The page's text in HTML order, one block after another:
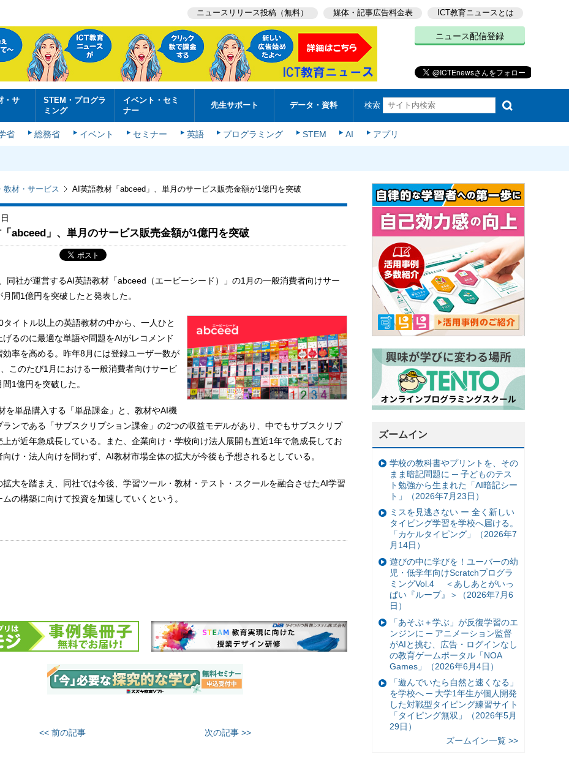
ニュースリリース投稿（無料） 媒体・記事広告料金表 ICT教育ニュースとは
ニュース配信登録
・サ
STEM・プログラ
ミング
イベント・セミ
ナー
先生サポート データ・資料 検索
省 総務省 イベント セミナー 英語 プログラミング STEM AI アプリ
教材・サービス AI英語教材「abceed」、単月のサービス販売金額が1億円を突破
abceed」、単月のサービス販売金額が1億円を突破
同社が運営するAI英語教材「abceed（エービーシード）」の1月の一般消費者向けサー
間1億円を突破したと発表した。
イトル以上の英語教材の中から、一人ひと
げるのに最適な単語や問題をAIがレコメンド
効率を高める。昨年8月には登録ユーザー数が
このたび1月における一般消費者向けサービ
1億円を突破した。
を単品購入する「単品課金」と、教材やAI機
ランである「サブスクリプション課金」の2つの収益モデルがあり、中でもサブスクリプ
上が近年急成長している。また、企業向け・学校向け法人展開も直近1年で急成長してお
向け・法人向けを問わず、AI教材市場全体の拡大が今後も予想されるとしている。
拡大を踏まえ、同社では今後、学習ツール・教材・テスト・スクールを融合させたAI学習
の構築に向けて投資を加速していくという。
<< 前の記事 次の記事 >>
ズームイン
学校の教科書やプリントを、その
まま暗記問題に ─ 子どものテス
ト勉強から生まれた「AI暗記シー
ト」（2026年7月23日）
ミスを見逃さない ー 全く新しい
タイピング学習を学校へ届ける。
「カケルタイピング」（2026年7
月14日）
遊びの中に学びを！ユーバーの幼
児・低学年向けScratchプログラ
ミングVol.4 ＜あしあとがいっ
ぱい『ループ』＞（2026年7月6
日）
「あそぶ＋学ぶ」が反復学習のエ
ンジンに ─ アニメーション監督
がAIと挑む、広告・ログインなし
の教育ゲームポータル「NOA
Games」（2026年6月4日）
「遊んでいたら自然と速くなる」
を学校へ ─ 大学1年生が個人開発
した対戦型タイピング練習サイト
「タイピング無双」（2026年5月
29日）
ズームイン一覧 >>